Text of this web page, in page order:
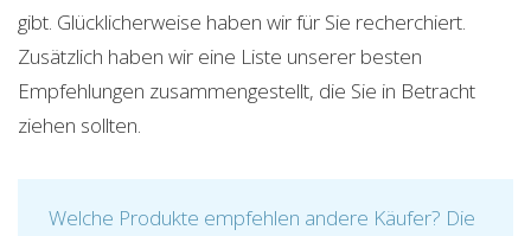
gibt. Glücklicherweise haben wir für Sie recherchiert.
Zusätzlich haben wir eine Liste unserer besten
Empfehlungen zusammengestellt, die Sie in Betracht
ziehen sollten.
Welche Produkte empfehlen andere Käufer? Die